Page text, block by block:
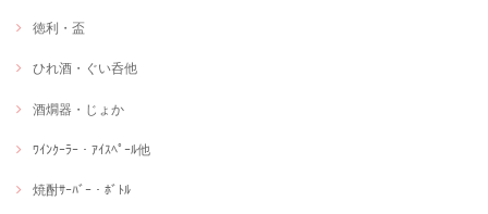
徳利・盃
ひれ酒・ぐい呑他
酒燗器・じょか
ﾜｲﾝｸｰﾗｰ・ｱｲｽﾍﾟｰﾙ他
焼酎ｻｰﾊﾞｰ・ﾎﾞﾄﾙ